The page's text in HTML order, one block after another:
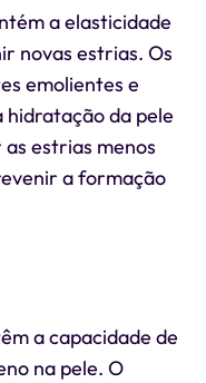
a elasticidade
novas estrias. Os
emolientes e
da pele
estrias menos
a formação
a capacidade de
na pele. O